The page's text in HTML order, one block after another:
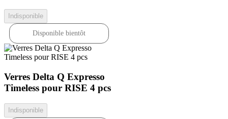
Indisponible
Disponible bientôt
Verres Delta Q Expresso
Timeless pour RISE 4 pcs
Indisponible